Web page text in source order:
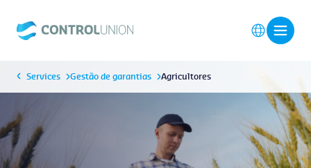
Services Gestão de garantias Agricultores